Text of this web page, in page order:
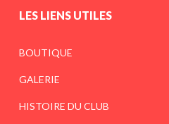
LES LIENS UTILES
BOUTIQUE
GALERIE
HISTOIRE DU CLUB